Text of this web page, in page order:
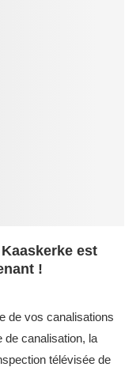
est
!
de vos canalisations
de canalisation, la
télévisée de